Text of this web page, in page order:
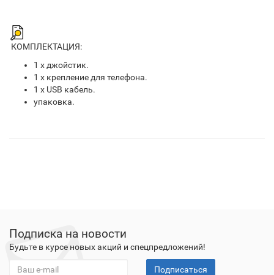
КОМПЛЕКТАЦИЯ:
1 х джойстик.
1 х крепление для телефона.
1 х USB кабель.
упаковка.
Подписка на новости
Будьте в курсе новых акций и спецпредложений!
Подписаться